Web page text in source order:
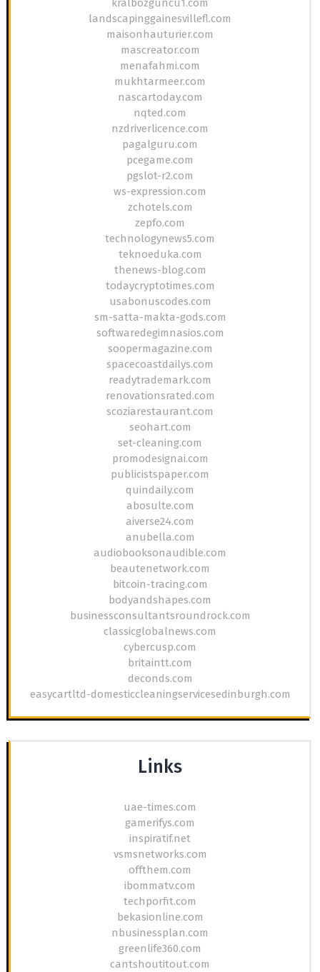
kralbozguncu1.com
landscapinggainesvillefl.com
maisonhauturier.com
mascreator.com
menafahmi.com
mukhtarmeer.com
nascartoday.com
nqted.com
nzdriverlicence.com
pagalguru.com
pcegame.com
pgslot-r2.com
ws-expression.com
zchotels.com
zepfo.com
technologynews5.com
teknoeduka.com
thenews-blog.com
todaycryptotimes.com
usabonuscodes.com
sm-satta-makta-gods.com
softwaredegimnasios.com
soopermagazine.com
spacecoastdailys.com
readytrademark.com
renovationsrated.com
scoziarestaurant.com
seohart.com
set-cleaning.com
promodesignai.com
publicistspaper.com
quindaily.com
abosulte.com
aiverse24.com
anubella.com
audiobooksonaudible.com
beautenetwork.com
bitcoin-tracing.com
bodyandshapes.com
businessconsultantsroundrock.com
classicglobalnews.com
cybercusp.com
britaintt.com
deconds.com
easycartltd-domesticcleaningservicesedinburgh.com
Links
uae-times.com
gamerifys.com
inspiratif.net
vsmsnetworks.com
offthem.com
ibommatv.com
techporfit.com
bekasionline.com
nbusinessplan.com
greenlife360.com
cantshoutitout.com